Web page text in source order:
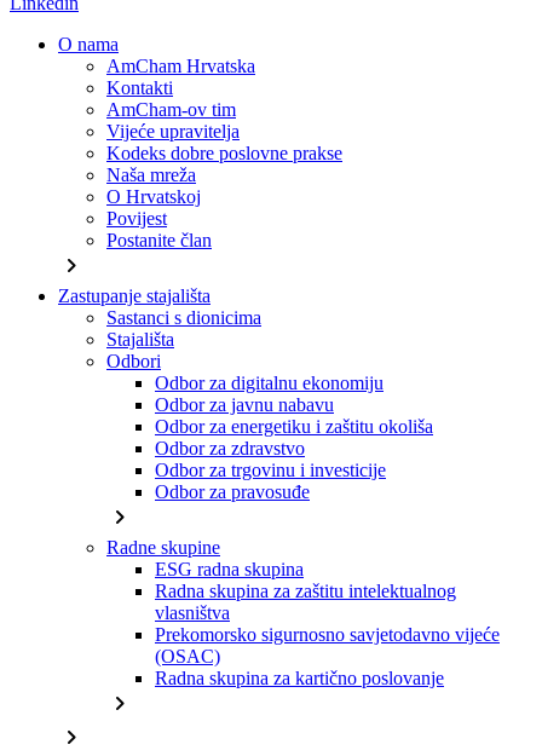
O nama
AmCham Hrvatska
Kontakti
AmCham-ov tim
Vijeće upravitelja
Kodeks dobre poslovne prakse
Naša mreža
O Hrvatskoj
Povijest
Postanite član
chevron_right
Zastupanje stajališta
Sastanci s dionicima
Stajališta
Odbori
Odbor za digitalnu ekonomiju
Odbor za javnu nabavu
Odbor za energetiku i zaštitu okoliša
Odbor za zdravstvo
Odbor za trgovinu i investicije
Odbor za pravosuđe
chevron_right
Radne skupine
ESG radna skupina
Radna skupina za zaštitu intelektualnog
vlasništva
Prekomorsko sigurnosno savjetodavno vijeće
(OSAC)
Radna skupina za kartično poslovanje
chevron_right
chevron_right